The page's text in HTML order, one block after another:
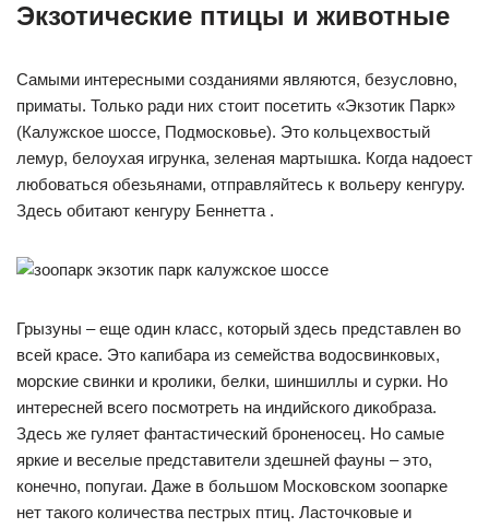
Экзотические птицы и животные
Самыми интересными созданиями являются, безусловно,
приматы. Только ради них стоит посетить «Экзотик Парк»
(Калужское шоссе, Подмосковье). Это кольцехвостый
лемур, белоухая игрунка, зеленая мартышка. Когда надоест
любоваться обезьянами, отправляйтесь к вольеру кенгуру.
Здесь обитают кенгуру Беннетта .
Грызуны – еще один класс, который здесь представлен во
всей красе. Это капибара из семейства водосвинковых,
морские свинки и кролики, белки, шиншиллы и сурки. Но
интересней всего посмотреть на индийского дикобраза.
Здесь же гуляет фантастический броненосец. Но самые
яркие и веселые представители здешней фауны – это,
конечно, попугаи. Даже в большом Московском зоопарке
нет такого количества пестрых птиц. Ласточковые и